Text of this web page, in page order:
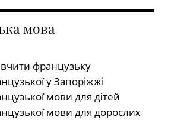
мова
французьку
у Запоріжжі
мови для дітей
мови для дорослих